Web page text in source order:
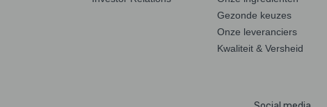
Gezonde keuzes
Onze leveranciers
Kwaliteit & Versheid